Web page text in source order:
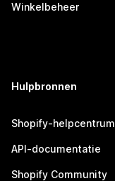
Winkelbeheer
Hulpbronnen
Shopify-helpcentrum
API-documentatie
Shopify Community